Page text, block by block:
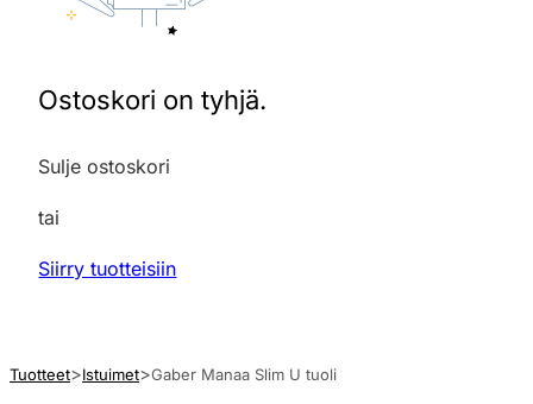
Ostoskori on tyhjä.
Sulje ostoskori
tai
Siirry tuotteisiin
Tuotteet Istuimet Gaber Manaa Slim U tuoli